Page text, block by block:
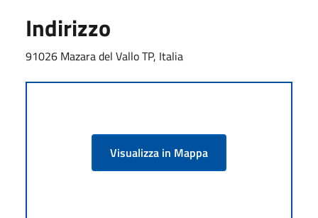
Indirizzo
91026 Mazara del Vallo TP, Italia
Visualizza in Mappa